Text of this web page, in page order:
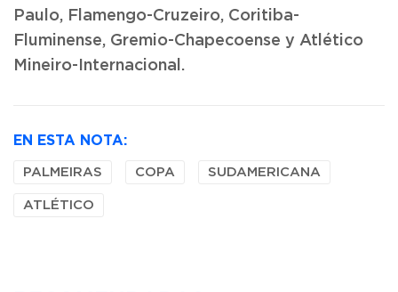
Paulo, Flamengo-Cruzeiro, Coritiba-
Fluminense, Gremio-Chapecoense y Atlético
Mineiro-Internacional.
EN ESTA NOTA:
PALMEIRAS COPA SUDAMERICANA
ATLÉTICO